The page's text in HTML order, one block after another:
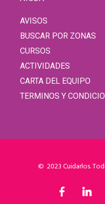
AVISOS
BUSCAR POR ZONAS
CURSOS
ACTIVIDADES
CARTA DEL EQUIPO
TERMINOS Y
© 2023 Cuidarlos.